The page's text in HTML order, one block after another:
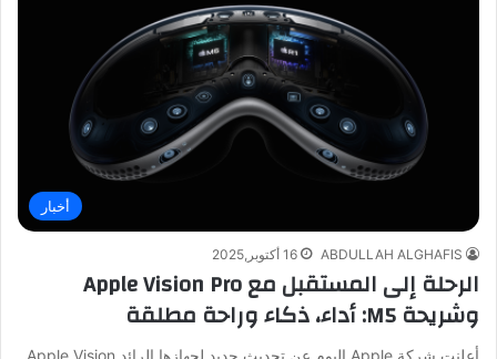
أخبار
ABDULLAH ALGHAFIS 16 أكتوبر,2025
الرحلة إلى المستقبل مع Apple Vision Pro
وشريحة M5: أداء، ذكاء وراحة مطلقة
أعلنت شركة Apple اليوم عن تحديث جديد لجهازها الرائد Apple Vision